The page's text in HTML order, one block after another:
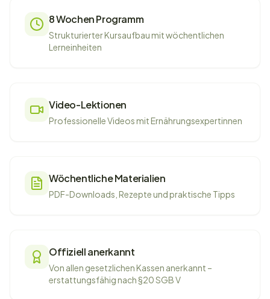
8 Wochen Programm
Strukturierter Kursaufbau mit wöchentlichen
Lerneinheiten
Video-Lektionen
Professionelle Videos mit Ernährungsexpertinnen
Wöchentliche Materialien
PDF-Downloads, Rezepte und praktische Tipps
Offiziell anerkannt
Von allen gesetzlichen Kassen anerkannt –
erstattungsfähig nach §20 SGB V